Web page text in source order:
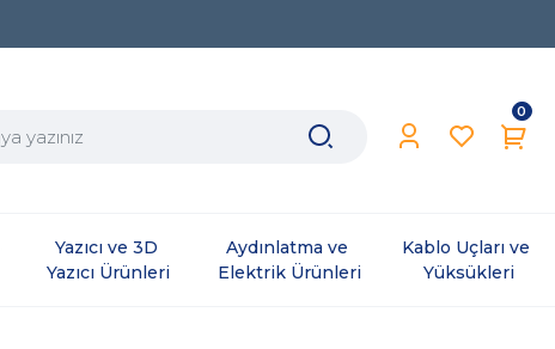
0
Yazıcı ve 3D
Yazıcı Ürünleri
Aydınlatma ve
Elektrik Ürünleri
Kablo Uçları ve
Yüksükleri